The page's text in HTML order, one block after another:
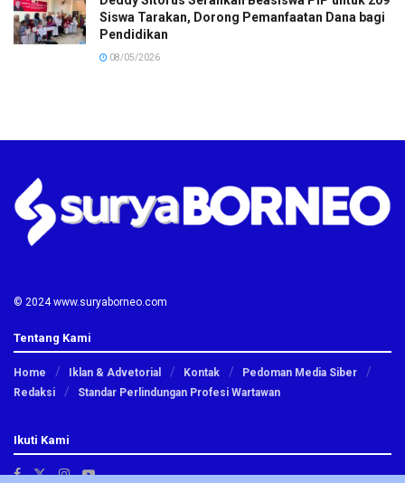
Siswa Tarakan, Dorong Pemanfaatan Dana bagi
Pendidikan
08/05/2026
© 2024 www.suryaborneo.com
Tentang Kami
Home Iklan & Advetorial Kontak
Pedoman Media Siber
Redaksi
Standar Perlindungan Profesi Wartawan
Ikuti Kami